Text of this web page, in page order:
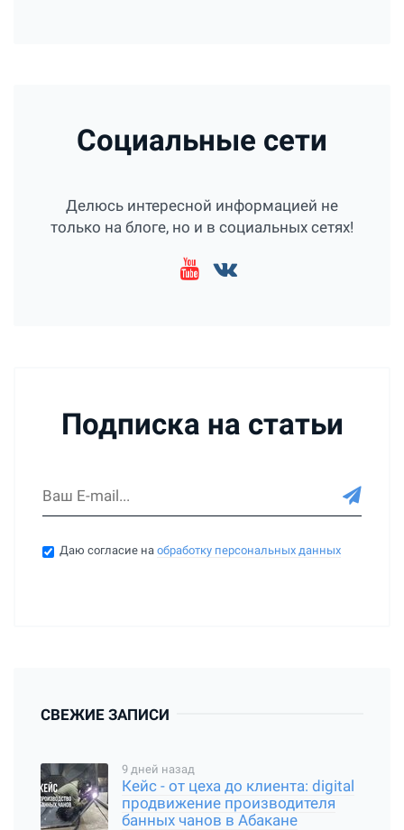
Социальные сети
Делюсь интересной информацией не
только на блоге, но и в социальных сетях!
Подписка на статьи
Даю согласие наобработку персональных данных
СВЕЖИЕ ЗАПИСИ
9 дней назад
Кейс - от цеха до клиента: digital
продвижение производителя
банных чанов в Абакане